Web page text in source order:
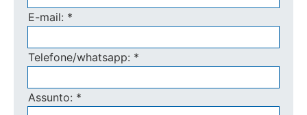
E-mail: *
Telefone/whatsapp: *
Assunto: *